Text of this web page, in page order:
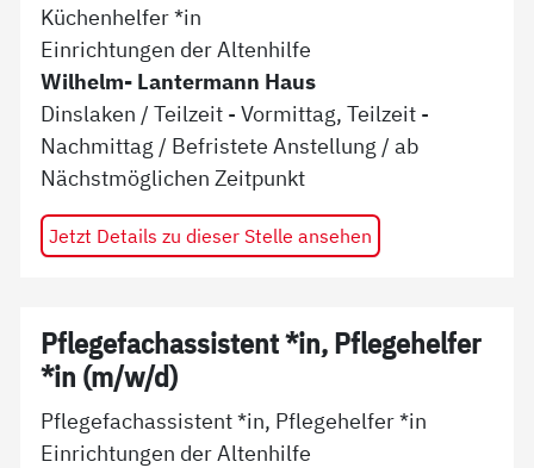
Küchenhelfer *in
Einrichtungen der Altenhilfe
Wilhelm- Lantermann Haus
Dinslaken /Teilzeit - Vormittag, Teilzeit -
Nachmittag / Befristete Anstellung / ab
Nächstmöglichen Zeitpunkt
Jetzt Details zu dieser Stelle ansehen
Pflegefachassistent *in, Pflegehelfer
*in (m/w/d)
Pflegefachassistent *in, Pflegehelfer *in
Einrichtungen der Altenhilfe